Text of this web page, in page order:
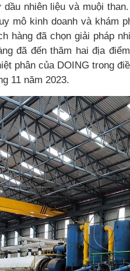
nhiên liệu và muội
mô kinh doanh và
hàng đã chọn giải pháp
đã đến thăm hai địa
phân của DOING trong
11 năm 2023.